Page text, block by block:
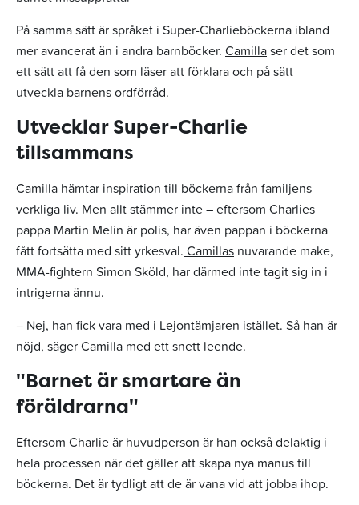
På samma sätt är språket i Super-Charlieböckerna ibland
mer avancerat än i andra barnböcker. Camillaser det som
ett sätt att få den som läser att förklara och på sätt
utveckla barnens ordförråd.
Utvecklar Super-Charlie
tillsammans
Camilla hämtar inspiration till böckerna från familjens
verkliga liv. Men allt stämmer inte – eftersom Charlies
pappa Martin Melin är polis, har även pappan i böckerna
fått fortsätta med sitt yrkesval. Camillas nuvarande make,
MMA-fightern Simon Sköld, har därmed inte tagit sig in i
intrigerna ännu.
– Nej, han fick vara med i Lejontämjaren istället. Så han är
nöjd, säger Camilla med ett snett leende.
"Barnet är smartare än
föräldrarna"
Eftersom Charlie är huvudperson är han också delaktig i
hela processen när det gäller att skapa nya manus till
böckerna. Det är tydligt att de är vana vid att jobba ihop.